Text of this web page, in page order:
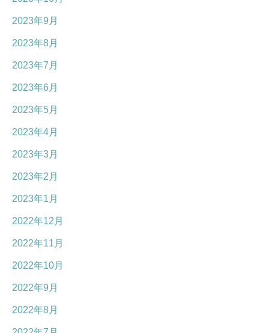
2023年9月
2023年8月
2023年7月
2023年6月
2023年5月
2023年4月
2023年3月
2023年2月
2023年1月
2022年12月
2022年11月
2022年10月
2022年9月
2022年8月